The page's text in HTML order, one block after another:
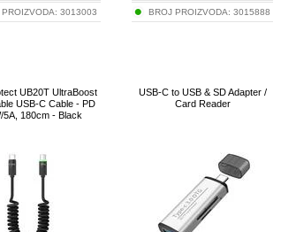
3013003 BROJ PROIZVODA: 3015888
UB20T UltraBoost
USB-C Cable - PD
5A, 180cm - Black
USB-C to USB & SD Adapter /
Card Reader